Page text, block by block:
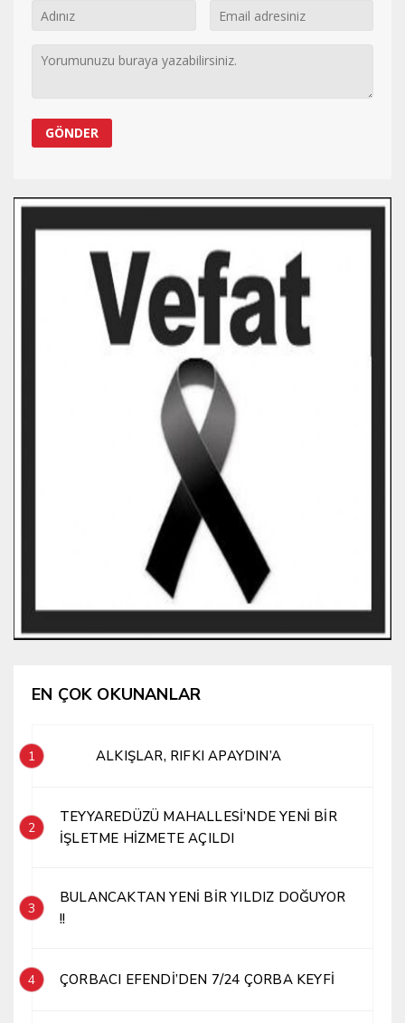
EN ÇOK OKUNANLAR
1 ALKIŞLAR, RIFKI APAYDIN’A
2
TEYYAREDÜZÜ MAHALLESİ’NDE YENİ BİR
İŞLETME HİZMETE AÇILDI
3
BULANCAKTAN YENİ BİR YILDIZ DOĞUYOR
!!
4 ÇORBACI EFENDİ’DEN 7/24 ÇORBA KEYFİ